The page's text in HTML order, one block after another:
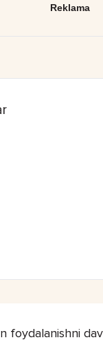
Reklama
foydalanishni